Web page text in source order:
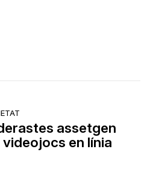
assetgen
en línia